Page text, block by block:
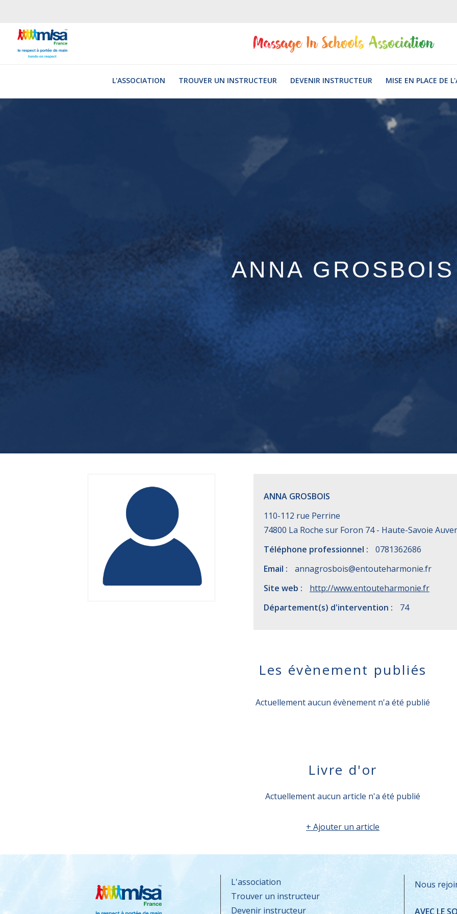
navigation
L'ASSOCIATION TROUVER UN INSTRUCTEUR DEVENIR INSTRUCTEUR MISE EN PLACE DE
ANNA GROSBOIS
ANNA GROSBOIS
110-112 rue Perrine
74800 La Roche sur Foron 74 - Haute-Savoie
Téléphone professionnel :
0781362686
Email :
annagrosbois@entouteharmonie.fr
Site web :
http://www.entouteharmonie.fr
Département(s) d'intervention :
74
Les évènement publiés
Actuellement aucun évènement n'a été publié
Livre d'or
Actuellement aucun article n'a été publié
+ Ajouter un article
L'association
Trouver un instructeur
Devenir instructeur
Nous
AVEC LE